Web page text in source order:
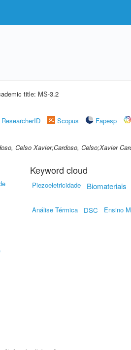
title: MS-3.2
ResearcherID Scopus Fapesp
Celso Xavier;Cardoso, Celso;Xavier
Keyword cloud
Piezoeletricidade Biomateriais
Análise Térmica DSC Ensino